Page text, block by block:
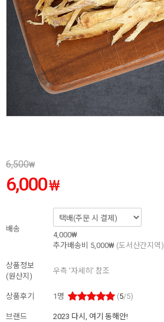
6,500₩
6,000₩
배송
4,000₩
추가배송비
5,000₩ (도서산간지역)
상품정보
(원산지)
우측 '자세히' 참조
상품후기 1 명 (5/5)
브랜드 2023 다시, 여기 동해안!